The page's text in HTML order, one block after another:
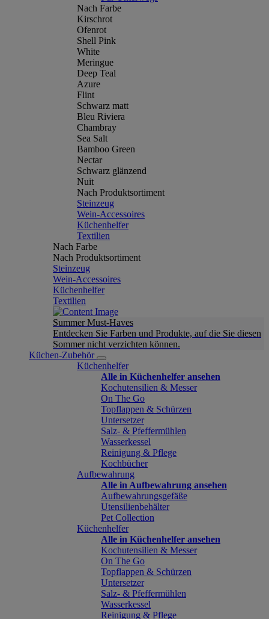
Nach Farbe
Kirschrot
Ofenrot
Shell Pink
White
Meringue
Deep Teal
Azure
Flint
Schwarz matt
Bleu Riviera
Chambray
Sea Salt
Bamboo Green
Nectar
Schwarz glänzend
Nuit
Nach Produktsortiment
Steinzeug
Wein-Accessoires
Küchenhelfer
Textilien
Nach Farbe
Nach Produktsortiment
Steinzeug
Wein-Accessoires
Küchenhelfer
Textilien
Summer Must-Haves
Entdecken Sie Farben und Produkte, auf die Sie diesen
Sommer nicht verzichten können.
Küchen-Zubehör
Küchenhelfer
Alle in Küchenhelfer ansehen
Kochutensilien & Messer
On The Go
Topflappen & Schürzen
Untersetzer
Salz- & Pfeffermühlen
Wasserkessel
Reinigung & Pflege
Kochbücher
Aufbewahrung
Alle in Aufbewahrung ansehen
Aufbewahrungsgefäße
Utensilienbehälter
Pet Collection
Küchenhelfer
Alle in Küchenhelfer ansehen
Kochutensilien & Messer
On The Go
Topflappen & Schürzen
Untersetzer
Salz- & Pfeffermühlen
Wasserkessel
Reinigung & Pflege